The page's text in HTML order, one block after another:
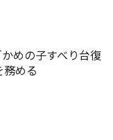
めの子すべり台復
務める